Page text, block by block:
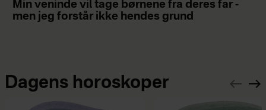
Min veninde vil tage børnene fra deres far -
men jeg forstår ikke hendes grund
Dagens horoskoper